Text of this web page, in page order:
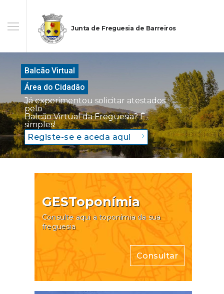
Junta de Freguesia de Barreiros
Balcão Virtual
Área do Cidadão
Já experimentou solicitar atestados
pelo
Balcão Virtual da Freguesia? É
simples!
Registe-se e aceda aqui
GESToponímia
Consulte aqui a toponímia da sua
freguesia
Consultar